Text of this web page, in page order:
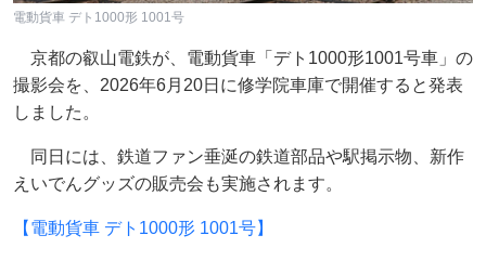
電動貨車 デト1000形 1001号
京都の叡山電鉄が、電動貨車「デト1000形1001号車」の
撮影会を、2026年6月20日に修学院車庫で開催すると発表
しました。
同日には、鉄道ファン垂涎の鉄道部品や駅掲示物、新作
えいでんグッズの販売会も実施されます。
【電動貨車 デト1000形 1001号】